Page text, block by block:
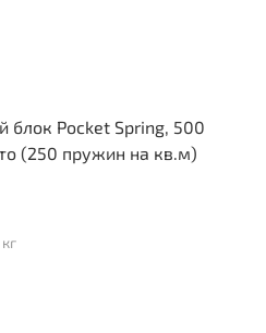
Pocket Spring, 500
(250 пружин на кв.м)